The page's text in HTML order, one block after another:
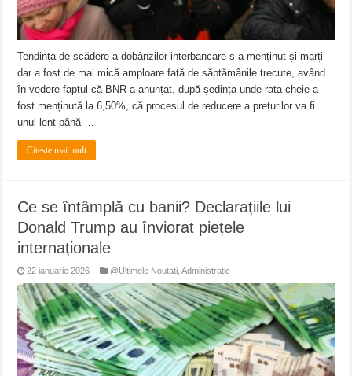
Tendința de scădere a dobânzilor interbancare s-a menținut și marți
dar a fost de mai mică amploare față de săptămânile trecute, având
în vedere faptul că BNR a anunțat, după ședința unde rata cheie a
fost menținută la 6,50%, că procesul de reducere a prețurilor va fi
unul lent până …
Citeste mai mult
Ce se întâmplă cu banii? Declarațiile lui
Donald Trump au înviorat piețele
internaționale
22 ianuarie 2026 @Ultimele Noutati ,Administratie